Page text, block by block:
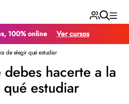
de elegir qué estudiar
debes hacerte a la
estudiar
100% online Ver cursos